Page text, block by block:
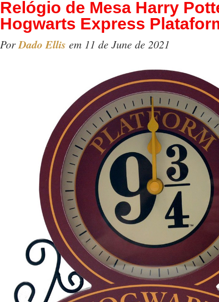
Relógio de Mesa Harry
Hogwarts Express
Por Dado Ellis em 11 de June de 2021